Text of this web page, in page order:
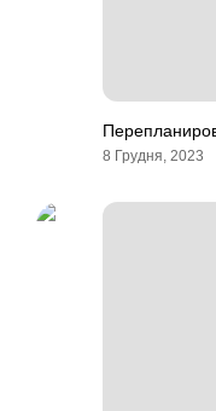
8 Грудня, 2023